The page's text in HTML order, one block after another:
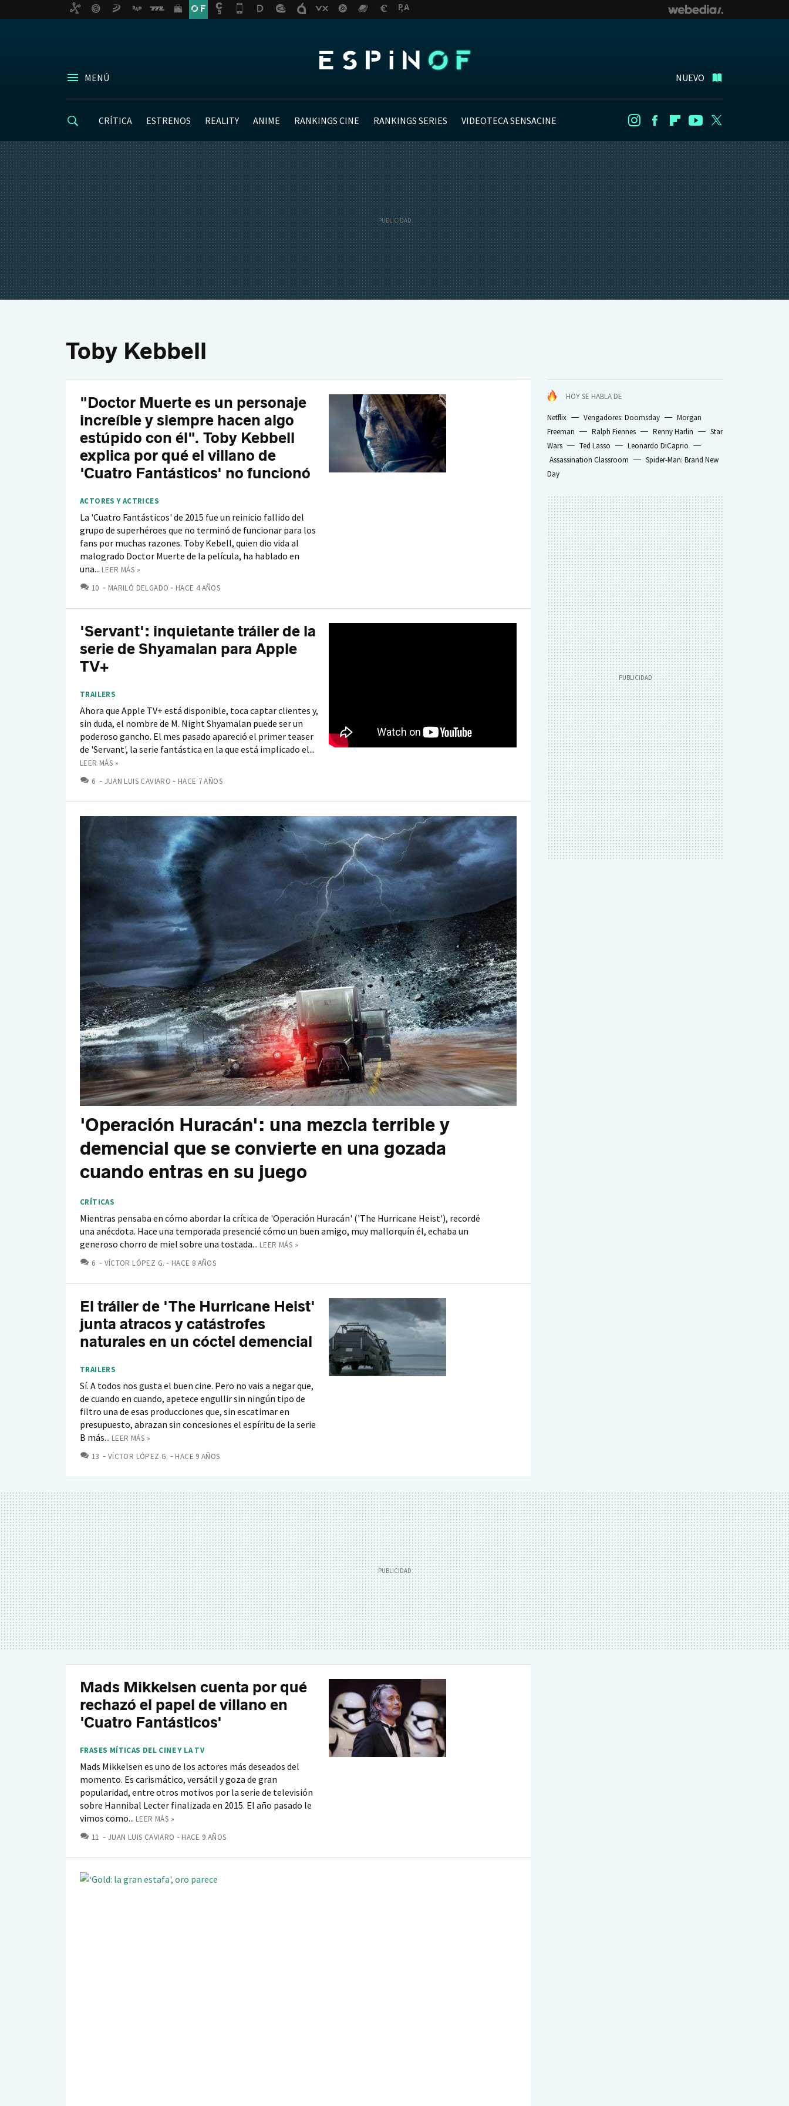
MENÚ NUEVO
CRÍTICA ESTRENOS REALITY ANIME RANKINGS CINE RANKINGS SERIES VIDEOTECA SENSACINE InstagramFacebookFlipboard
Youtube
Toby Kebbell
HOY SE HABLA DE
Netflix Vengadores: Doomsday
Morgan
Freeman
Ralph Fiennes Renny Harlin
Star
Wars
Ted Lasso
Leonardo DiCaprio
Assassination Classroom
Spider-Man: Brand New
Day
"Doctor Muerte es un personaje
increíble y siempre hacen algo
estúpido con él". Toby Kebbell
explica por qué el villano de
'Cuatro Fantásticos' no funcionó
ACTORES Y ACTRICES
La 'Cuatro Fantásticos' de 2015 fue un reinicio fallido del
grupo de superhéroes que no terminó de funcionar para los
fans por muchas razones. Toby Kebell, quien dio vida al
malogrado Doctor Muerte de la película, ha hablado en
una... LEER MÁS »
10 COMENTARIOS
MARILÓ DELGADO HACE 4 AÑOS
'Servant': inquietante tráiler de la
serie de Shyamalan para Apple
TV+
TRAILERS
Ahora que Apple TV+ está disponible, toca captar clientes y,
sin duda, el nombre de M. Night Shyamalan puede ser un
poderoso gancho. El mes pasado apareció el primer teaser
de 'Servant', la serie fantástica en la que está implicado el...
LEER MÁS »
6 COMENTARIOS
JUAN LUIS CAVIARO HACE 7 AÑOS
'Operación Huracán': una mezcla terrible y
demencial que se convierte en una gozada
cuando entras en su juego
CRÍTICAS
Mientras pensaba en cómo abordar la crítica de 'Operación Huracán' ('The Hurricane Heist'), recordé
una anécdota. Hace una temporada presencié cómo un buen amigo, muy mallorquín él, echaba un
generoso chorro de miel sobre una tostada... LEER MÁS »
6 COMENTARIOS
VÍCTOR LÓPEZ G. HACE 8 AÑOS
El tráiler de 'The Hurricane Heist'
junta atracos y catástrofes
naturales en un cóctel demencial
TRAILERS
Sí. A todos nos gusta el buen cine. Pero no vais a negar que,
de cuando en cuando, apetece engullir sin ningún tipo de
filtro una de esas producciones que, sin escatimar en
presupuesto, abrazan sin concesiones el espíritu de la serie
B más... LEER MÁS »
13 COMENTARIOS
VÍCTOR LÓPEZ G. HACE 9 AÑOS
Mads Mikkelsen cuenta por qué
rechazó el papel de villano en
'Cuatro Fantásticos'
FRASES MÍTICAS DEL CINE Y LA TV
Mads Mikkelsen es uno de los actores más deseados del
momento. Es carismático, versátil y goza de gran
popularidad, entre otros motivos por la serie de televisión
sobre Hannibal Lecter finalizada en 2015. El año pasado le
vimos como... LEER MÁS »
11 COMENTARIOS
JUAN LUIS CAVIARO HACE 9 AÑOS